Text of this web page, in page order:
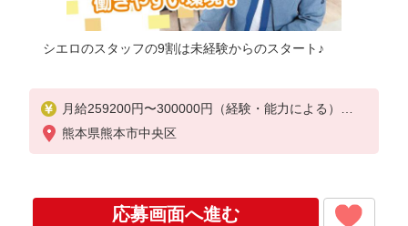
シエロのスタッフの9割は未経験からのスタート♪
月給259200円〜300000円（経験・能力による）
※残業手当別途支給
※研修期間6か月・時給1500円〜
゜+゜・。○。・゜+゜・。○。・゜+゜
入社祝い金10万円支給(規定有)
熊本県熊本市中央区
応募画面へ進む